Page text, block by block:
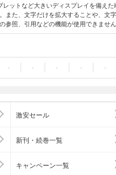
レットなど大きいディスプレイを備えた
また、文字だけを拡大することや、文
、引用などの機能が使用できません。 人類が初
きたのは約４万年前。 日本列島のはじ
と成立をさぐる研究プロジェクト「ヤ
科学エッセイ集。 「一段落した調査現場で、私
ーを飲みながら考えた。誰が一体なん
」 ――山田康弘 〈第１章〉縄文時代を
という遺伝的変異は、何かに強かった
らないけれど、何らかの感染症と関連
、それほど馬鹿げた空想ではない。十
れでは、東アジアでは、お酒に弱いこと
ろうか？」 ――太田博樹 〈第２章〉
から何がわかるか より 「ゲノムとは生き物の設
液型がＡ型だったりＢ型だったり、目の
・ ・ ・ ・ ・
激安セール
新刊・続巻一覧
キャンペーン一覧